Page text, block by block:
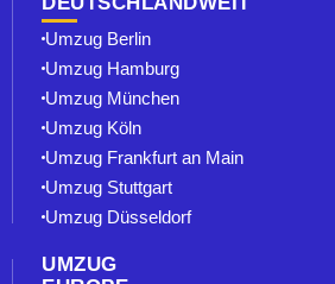
Umzug Berlin⁠
Umzug Hamburg
Umzug München
Umzug Köln
Umzug Frankfurt an Main
Umzug Stuttgart
Umzug Düsseldorf
UMZUG